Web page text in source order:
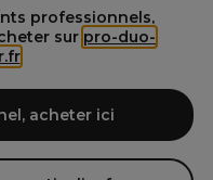
professionnels,
sur pro-duo-
acheter ici
nous vous proposons une
pour la coiffure et
de coiffure et instituts
également à tous ceux
de coiffure et de